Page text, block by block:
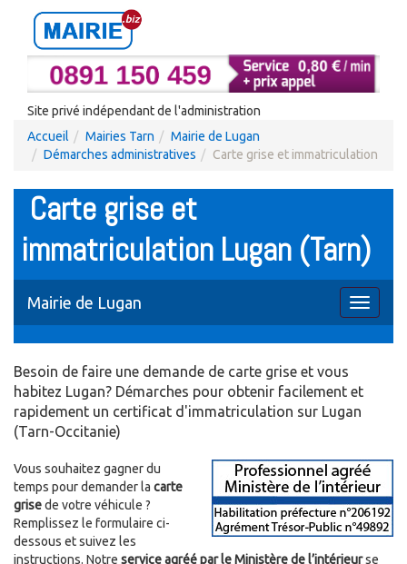
Site privé indépendant de l'administration
Accueil
Mairies Tarn
Mairie de Lugan
Démarches administratives
Carte grise et immatriculation
Carte grise et
immatriculation Lugan (Tarn)
Toggle
Mairie de Lugan
Besoin de faire une demande de carte grise et vous
habitez Lugan? Démarches pour obtenir facilement et
rapidement un certificat d'immatriculation sur Lugan
(Tarn-Occitanie)
Vous souhaitez gagner du
temps pour demander la carte
grisede votre véhicule ?
Remplissez le formulaire ci-
dessous et suivez les
instructions. Notre service agréé par le Ministère de l’intérieurse